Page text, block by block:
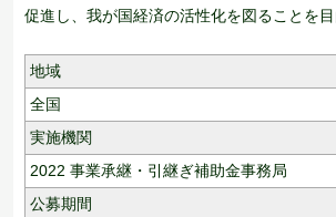
促進し、我が国経済の活性化を図ることを目
地域
全国
実施機関
2022 事業承継・引継ぎ補助金事務局
公募期間